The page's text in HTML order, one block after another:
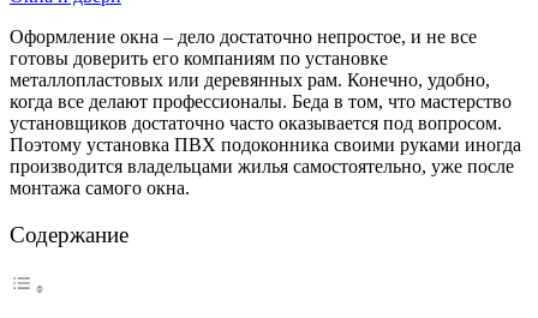
Оформление окна – дело достаточно непростое, и не все
готовы доверить его компаниям по установке
металлопластовых или деревянных рам. Конечно, удобно,
когда все делают профессионалы. Беда в том, что мастерство
установщиков достаточно часто оказывается под вопросом.
Поэтому установка ПВХ подоконника своими руками иногда
производится владельцами жилья самостоятельно, уже после
монтажа самого окна.
Содержание